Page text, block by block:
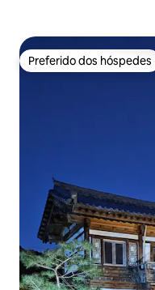
Preferido dos hóspedes
Preferido dos hóspedes